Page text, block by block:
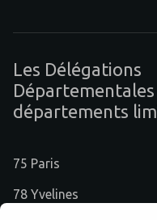
Les Délégations
Départementales
départements
75 Paris
78 Yvelines